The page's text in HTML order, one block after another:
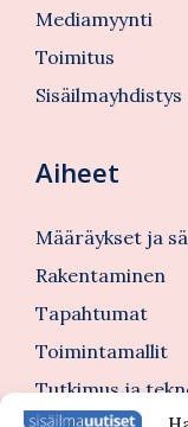
Mediamyynti
Toimitus
Sisäilmayhdistys
Aiheet
Määräykset ja
Rakentaminen
Tapahtumat
Toimintamallit
Tutkimus ja